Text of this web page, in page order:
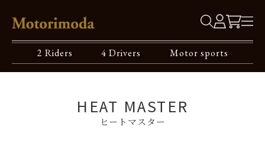
2 Riders 4 Drivers Motor sports
HEAT MASTER
ヒートマスター